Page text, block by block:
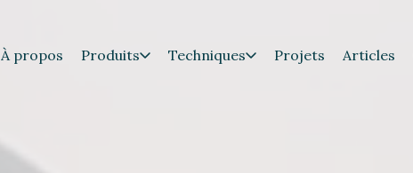
À propos Produits Techniques Projets Articles